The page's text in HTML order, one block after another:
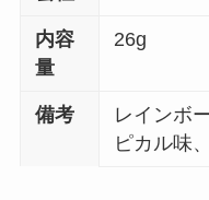
内容
量
26g
備考
レインボ
ピカル味